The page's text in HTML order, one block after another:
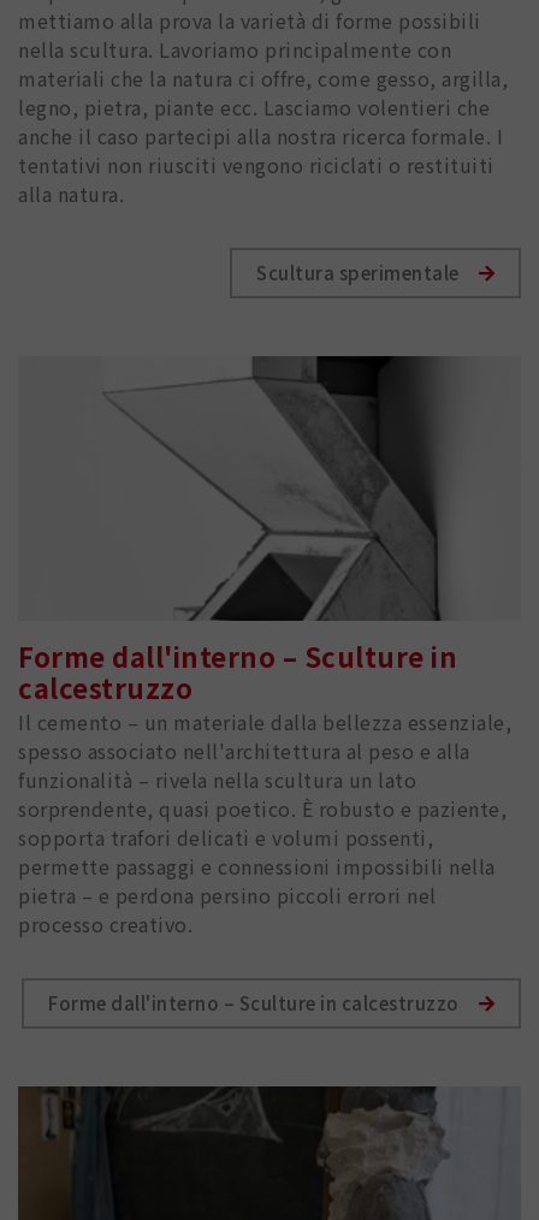
mettiamo alla prova la varietà di forme possibili
nella scultura. Lavoriamo principalmente con
materiali che la natura ci offre, come gesso, argilla,
legno, pietra, piante ecc. Lasciamo volentieri che
anche il caso partecipi alla nostra ricerca formale. I
tentativi non riusciti vengono riciclati o restituiti
alla natura.
Scultura sperimentale
Forme dall'interno – Sculture in
calcestruzzo
Il cemento – un materiale dalla bellezza essenziale,
spesso associato nell'architettura al peso e alla
funzionalità – rivela nella scultura un lato
sorprendente, quasi poetico. È robusto e paziente,
sopporta trafori delicati e volumi possenti,
permette passaggi e connessioni impossibili nella
pietra – e perdona persino piccoli errori nel
processo creativo.
Forme dall'interno – Sculture in calcestruzzo